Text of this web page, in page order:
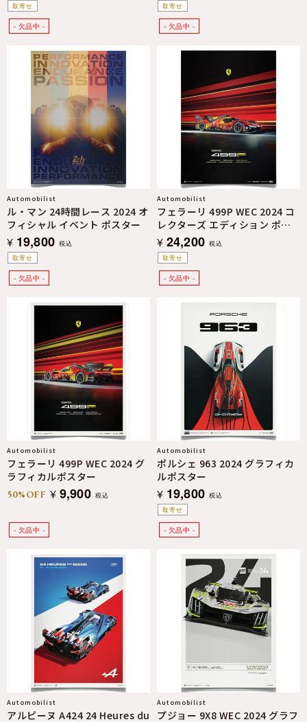
取寄せ
取寄せ
取寄せ
Automobilist
ル・マン 24時間レース 2024 オ
フィシャル イベント ポスター
¥ 19,800 税込
取寄せ
Automobilist
フェラーリ 499P WEC 2024 コ
レクターズ エディション ポス
ター
¥ 24,200 税込
Automobilist
フェラーリ 499P WEC 2024 グ
ラフィカルポスター
50%OFF ¥ 9,900 税込
取寄せ
Automobilist
ポルシェ 963 2024 グラフィカ
ルポスター
¥ 19,800 税込
Automobilist
アルピーヌ A424 24 Heures du
Automobilist
プジョー 9X8 WEC 2024 グラフ